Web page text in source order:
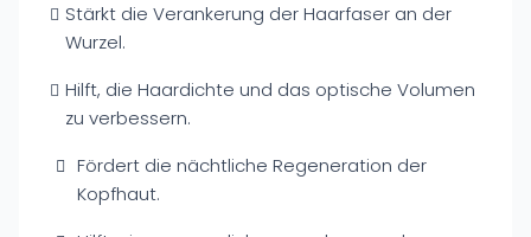
Stärkt die Verankerung der Haarfaser an der
Wurzel.
Hilft, die Haardichte und das optische Volumen
zu verbessern.
Fördert die nächtliche Regeneration der
Kopfhaut.